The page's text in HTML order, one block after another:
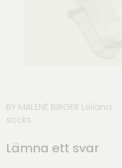
BY MALENE BIRGER Leilana
socks
Lämna ett svar